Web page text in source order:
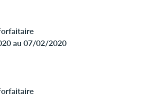
au 07/02/2020